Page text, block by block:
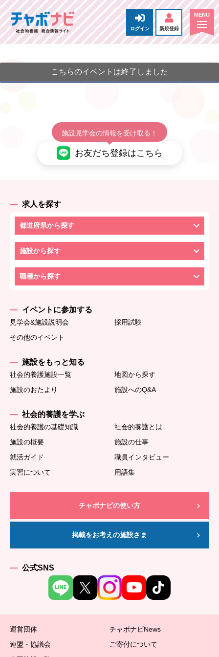
ログイン 新規登録
こちらのイベントは終了しました
施設見学会の情報を受け取る！
お友だち登録はこちら
求人を探す
都道府県から探す
施設から探す
職種から探す
イベントに参加する
見学会&施設説明会
採用試験
その他のイベント
施設をもっと知る
社会的養護施設一覧
地図から探す
施設のおたより
施設へのQ&A
社会的養護を学ぶ
社会的養護の基礎知識
社会的養護とは
施設の概要
施設の仕事
就活ガイド
職員インタビュー
実習について
用語集
チャボナビの使い方
掲載をお考えの施設さま
公式SNS
運営団体
チャボナビNews
連盟・協議会
ご寄付について